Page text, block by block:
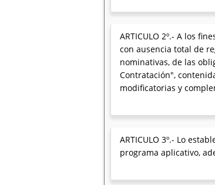
ARTICULO 2º.- A los
con ausencia total de
nominativas, de las
Contratación",
modificatorias y
ARTICULO 3º.- Lo
programa aplicativo,